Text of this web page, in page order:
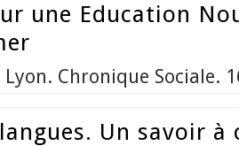
une Education
Lyon. Chronique Sociale.
Un savoir